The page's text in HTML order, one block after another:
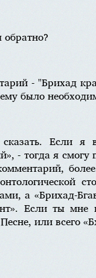
- "Брихад
было
Если я
- тогда я
а «Брихад-
Если ты
или всего